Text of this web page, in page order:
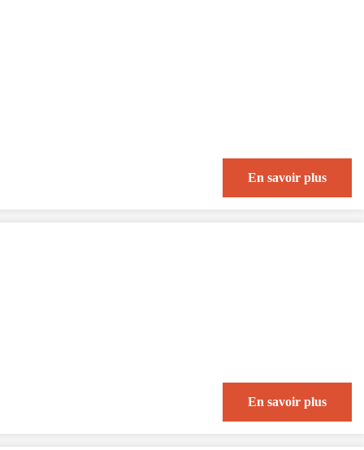
En savoir plus
En savoir plus